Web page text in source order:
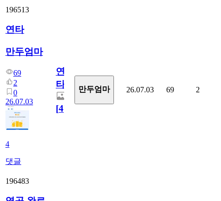
196513
연타
만두엄마
69
2
0
26.07.03
4
댓글
연
타
[4]
만두엄마 26.07.03 69 2
196483